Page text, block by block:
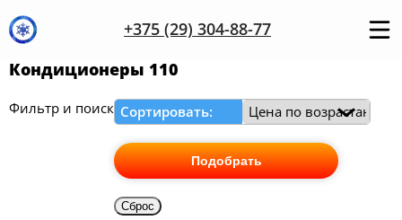
+375 (29) 304-88-77
Кондиционеры 110
Фильтр и поиск Сортировать:
Подобрать
Сброс